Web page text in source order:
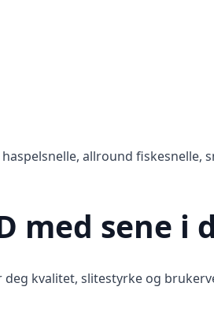
allround fiskesnelle,
med sene i
deg kvalitet, slitestyrke og